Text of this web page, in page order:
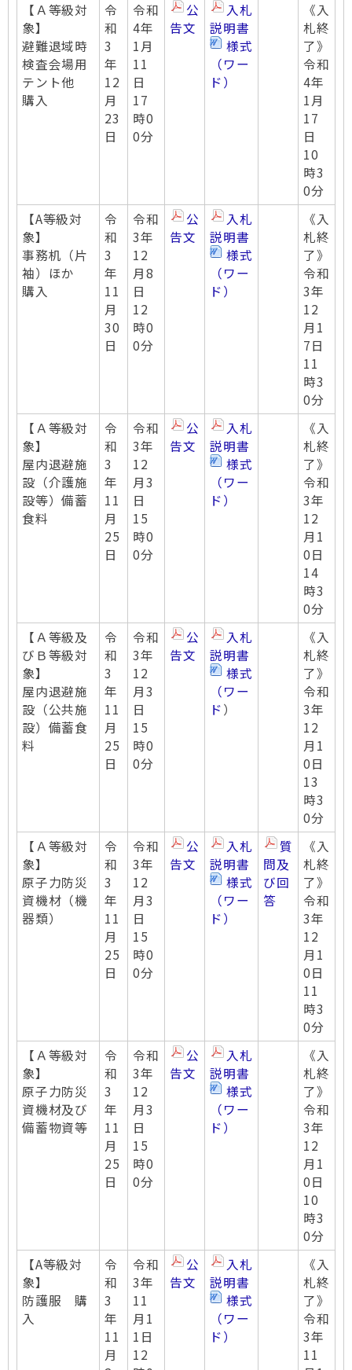
【Ａ等級対
象】
避難退域時
検査会場用
テント他
購入
令
和
3
年
12
月
23
日
令和
4年
1月
11
日
17
時0
0分
公
告文
入札
説明書
様式
（ワー
ド）
《入
札終
了》
令和
4年
1月
17
日
10
時3
0分
【A等級対
象】
事務机（片
袖）ほか
購入
令
和
3
年
11
月
30
日
令和
3年
12
月8
日
12
時0
0分
公
告文
入札
説明書
様式
（ワー
ド）
《入
札終
了》
令和
3年
12
月1
7日
11
時3
0分
【Ａ等級対
象】
屋内退避施
設（介護施
設等）備蓄
食料
令
和
3
年
11
月
25
日
令和
3年
12
月3
日
15
時0
0分
公
告文
入札
説明書
様式
（ワー
ド）
《入
札終
了》
令和
3年
12
月1
0日
14
時3
0分
【Ａ等級及
びＢ等級対
象】
屋内退避施
設（公共施
設）備蓄食
料
令
和
3
年
11
月
25
日
令和
3年
12
月3
日
15
時0
0分
公
告文
入札
説明書
様式
（ワー
ド）
《入
札終
了》
令和
3年
12
月1
0日
13
時3
0分
【Ａ等級対
象】
原子力防災
資機材（機
器類）
令
和
3
年
11
月
25
日
令和
3年
12
月3
日
15
時0
0分
公
告文
入札
説明書
様式
（ワー
ド）
質
問及
び回
答
《入
札終
了》
令和
3年
12
月1
0日
11
時3
0分
【Ａ等級対
象】
原子力防災
資機材及び
備蓄物資等
令
和
3
年
11
月
25
日
令和
3年
12
月3
日
15
時0
0分
公
告文
入札
説明書
様式
（ワー
ド）
《入
札終
了》
令和
3年
12
月1
0日
10
時3
0分
【A等級対
象】
防護服 購
入
令
和
3
年
11
月
令和
3年
11
月1
1日
12
公
告文
入札
説明書
様式
（ワー
ド）
《入
札終
了》
令和
3年
11